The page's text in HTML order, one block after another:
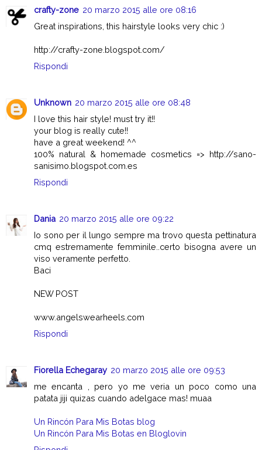
crafty-zone 20 marzo 2015 alle ore 08:16
Great inspirations, this hairstyle looks very chic :)
http://crafty-zone.blogspot.com/
Rispondi
Unknown 20 marzo 2015 alle ore 08:48
I love this hair style! must try it!!
your blog is really cute!!
have a great weekend! ^^
100% natural & homemade cosmetics => http://sano-
sanisimo.blogspot.com.es
Rispondi
Dania 20 marzo 2015 alle ore 09:22
Io sono per il lungo sempre ma trovo questa pettinatura
cmq estremamente femminile..certo bisogna avere un
viso veramente perfetto.
Baci
NEW POST
www.angelswearheels.com
Rispondi
Fiorella Echegaray 20 marzo 2015 alle ore 09:53
me encanta , pero yo me veria un poco como una
patata jiji quizas cuando adelgace mas! muaa
Un Rincón Para Mis Botas blog
Un Rincón Para Mis Botas en Bloglovin